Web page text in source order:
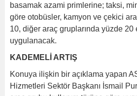
basamak azami primlerine; taksi,
göre otobüsler, kamyon ve çekici
10, diğer araç gruplarında yüzde 20
uygulanacak.
KADEMELİ ARTIŞ
Konuya ilişkin bir açıklama yapan
Hizmetleri Sektör Başkanı İsmail